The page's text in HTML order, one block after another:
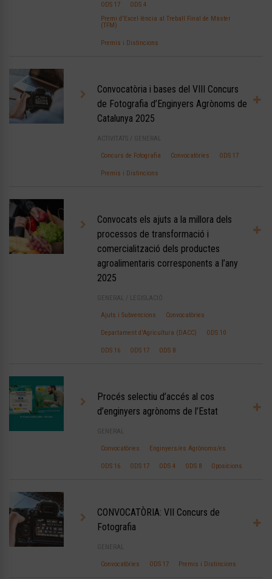
ODS 17
ODS 4
Premi d'Excel·lència al Treball Final de Màster
(TFM)
Premis i Distincions
Convocatòria i bases del VIII Concurs
de Fotografia d’Enginyers Agrònoms de
Catalunya 2025
ACTIVITATS GENERAL
Concurs de Fotografia Convocatòries ODS 17
Premis i Distincions
Convocats els ajuts a la millora dels
processos de transformació i
comercialització dels productes
agroalimentaris corresponents a l’any
2025
GENERAL LEGISLACIÓ
Ajuts i Subvencions Convocatòries
Departament d'Agricultura (DACC) ODS 10
ODS 16 ODS 17 ODS 8
Procés selectiu d’accés al cos
d’enginyers agrònoms de l’Estat
GENERAL
Convocatòries Enginyers/es Agrònoms/es
ODS 16 ODS 17 ODS 4 ODS 8 Oposicions
CONVOCATÒRIA: VII Concurs de
Fotografia
GENERAL
Convocatòries ODS 17 Premis i Distincions